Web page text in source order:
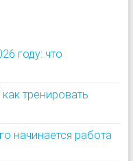
году: что
тренировать
начинается работа